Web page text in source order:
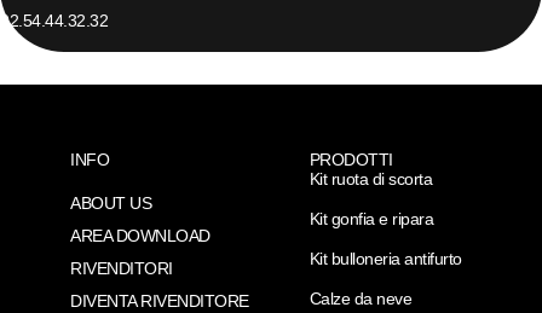
02.54.44.32.32
INFO
ABOUT US
AREA DOWNLOAD
RIVENDITORI
DIVENTA RIVENDITORE
PRODOTTI
Kit ruota di scorta
Kit gonfia e ripara
Kit bulloneria antifurto
Calze da neve